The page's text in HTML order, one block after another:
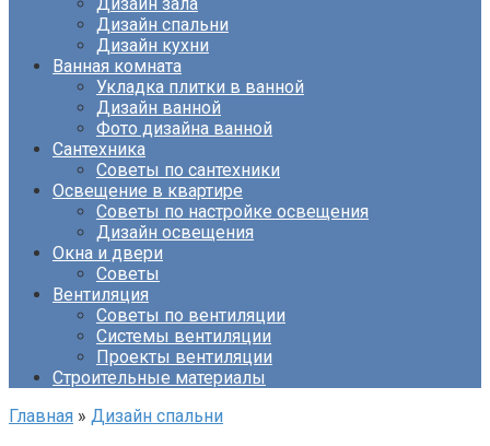
Дизайн спальни
Дизайн кухни
Ванная комната
Укладка плитки в ванной
Дизайн ванной
Фото дизайна ванной
Сантехника
Советы по сантехники
Освещение в квартире
Советы по настройке освещения
Дизайн освещения
Окна и двери
Советы
Вентиляция
Советы по вентиляции
Системы вентиляции
Проекты вентиляции
Строительные материалы
Главная » Дизайн спальни